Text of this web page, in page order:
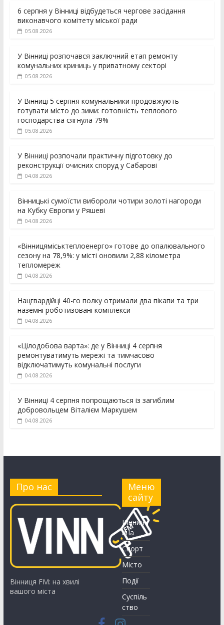
6 серпня у Вінниці відбудеться чергове засідання
виконавчого комітету міської ради
05.08.2026
У Вінниці розпочався заключний етап ремонту
комунальних криниць у приватному секторі
05.08.2026
У Вінниці 5 серпня комунальники продовжують
готувати місто до зими: готовність теплового
господарства сягнула 79%
05.08.2026
У Вінниці розпочали практичну підготовку до
реконструкції очисних споруд у Сабарові
04.08.2026
Вінницькі сумоїсти вибороли чотири золоті нагороди
на Кубку Європи у Ряшеві
04.08.2026
«Вінницяміськтеплоенерго» готове до опалювального
сезону на 78,9%: у місті оновили 2,88 кілометра
тепломереж
04.08.2026
Нацгвардійці 40-го полку отримали два пікапи та три
наземні роботизовані комплекси
04.08.2026
«Цілодобова варта»: де у Вінниці 4 серпня
ремонтуватимуть мережі та тимчасово
відключатимуть комунальні послуги
04.08.2026
У Вінниці 4 серпня попрощаються із загиблим
добровольцем Віталієм Маркушем
04.08.2026
Про нас
Вінниця FM: на хвилі
вашого міста
Меню
сайту
Вінничч
ина
Спорт
Місто
Події
Суспіль
ство